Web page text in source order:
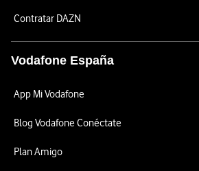
Contratar DAZN
Vodafone España
App Mi Vodafone
Blog Vodafone Conéctate
Plan Amigo